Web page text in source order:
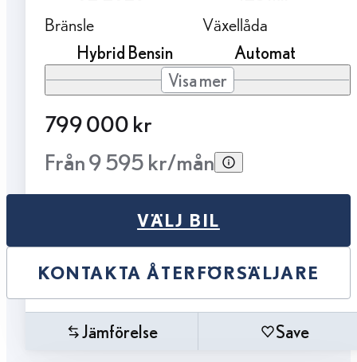
Bränsle
Hybrid Bensin
Växellåda
Automat
Visa mer
799 000 kr
Från 9 595 kr/mån
VÄLJ BIL
KONTAKTA ÅTERFÖRSÄLJARE
Jämförelse Save